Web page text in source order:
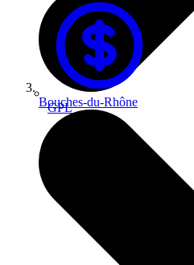
GPL
Bouches-du-Rhône